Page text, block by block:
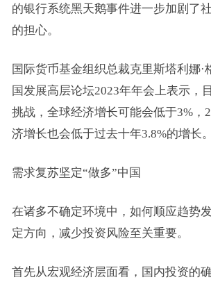
的银行系统黑天鹅事件进一步加剧了
的担心。
国际货币基金组织总裁克里斯塔利娜·
国发展高层论坛2023年年会上表示，
挑战，全球经济增长可能会低于3%，
济增长也会低于过去十年3.8%的增长。
需求复苏坚定“做多”中国
在诸多不确定环境中，如何顺应趋势
定方向，减少投资风险至关重要。
首先从宏观经济层面看，国内投资的